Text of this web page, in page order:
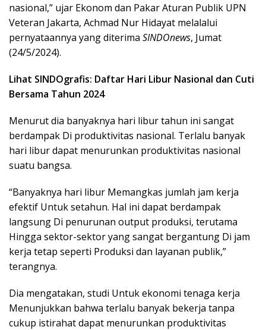
nasional,” ujar Ekonom dan Pakar Aturan Publik UPN
Veteran Jakarta, Achmad Nur Hidayat melalalui
pernyataannya yang diterima SINDOnews, Jumat
(24/5/2024).
Lihat SINDOgrafis: Daftar Hari Libur Nasional dan Cuti
Bersama Tahun 2024
Menurut dia banyaknya hari libur tahun ini sangat
berdampak Di produktivitas nasional. Terlalu banyak
hari libur dapat menurunkan produktivitas nasional
suatu bangsa.
“Banyaknya hari libur Memangkas jumlah jam kerja
efektif Untuk setahun. Hal ini dapat berdampak
langsung Di penurunan output produksi, terutama
Hingga sektor-sektor yang sangat bergantung Di jam
kerja tetap seperti Produksi dan layanan publik,”
terangnya.
Dia mengatakan, studi Untuk ekonomi tenaga kerja
Menunjukkan bahwa terlalu banyak bekerja tanpa
cukup istirahat dapat menurunkan produktivitas